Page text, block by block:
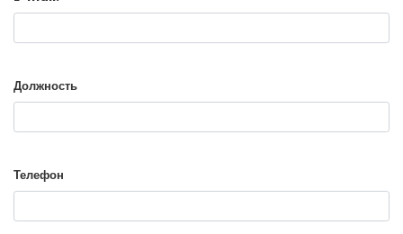
Должность
Телефон